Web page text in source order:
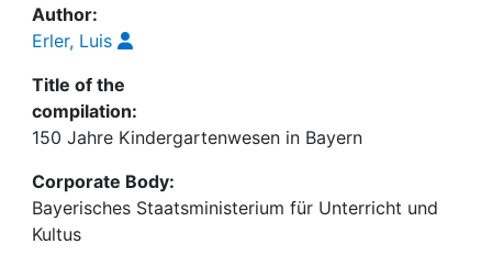
Author:
Erler, Luis
Title of the
compilation:
150 Jahre Kindergartenwesen in Bayern
Corporate Body:
Bayerisches Staatsministerium für Unterricht und
Kultus